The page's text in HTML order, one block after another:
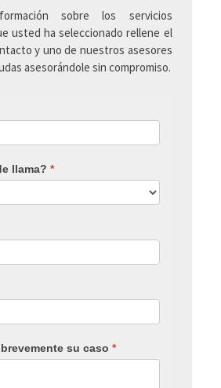
sobre los servicios
usted ha seleccionado rellene el
y uno de nuestros asesores
asesorándole sin compromiso.
llama?*
su caso*